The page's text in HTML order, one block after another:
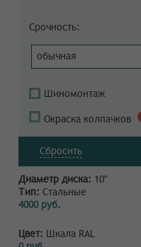
Срочность:
обычная
Шиномонтаж
Окраска колпачков
Сбросить
Диаметр диска: 10"
Тип: Стальные
4000 руб.
Цвет: Шкала RAL